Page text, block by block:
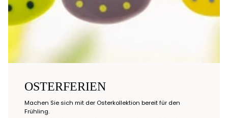
OSTERFERIEN
Machen Sie sich mit der Osterkollektion bereit für den
Frühling.